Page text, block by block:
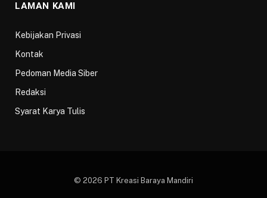
LAMAN KAMI
Kebijakan Privasi
Kontak
Pedoman Media Siber
Redaksi
Syarat Karya Tulis
© 2026 PT Kreasi Baraya Mandiri